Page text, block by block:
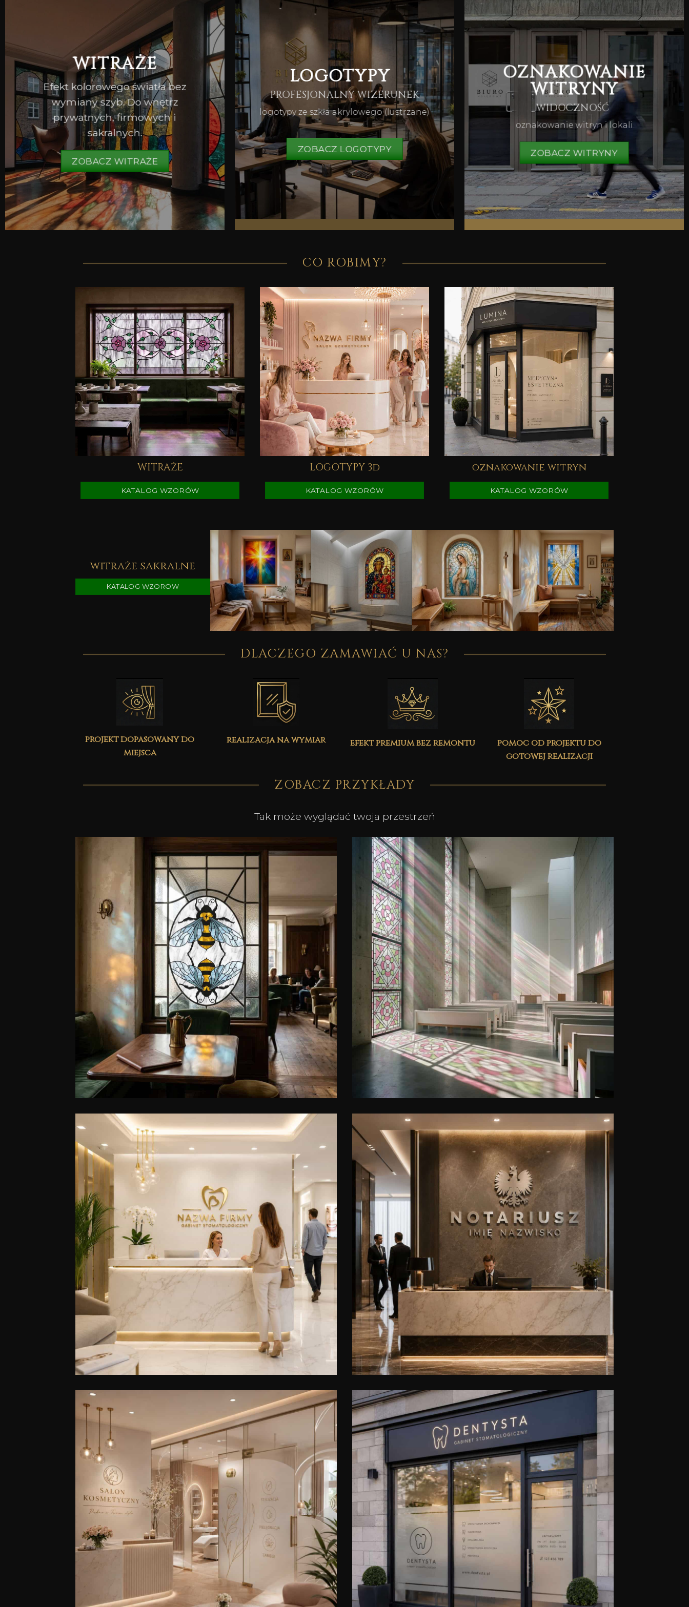
WITRAŻE
Efekt kolorowego światła bez
wymiany szyb. Do wnętrz
prywatnych, firmowych i
sakralnych.
ZOBACZ WITRAŻE
LOGOTYPY
PROFESJONALNY WIZERUNEK
logotypy ze szkła akrylowego (lustrzane)
ZOBACZ LOGOTYPY
OZNAKOWANIE
WITRYNY
WIDOCZNOŚĆ
oznakowanie witryn i lokali
ZOBACZ WITRYNY
CO ROBIMY?
WITRAŻE
KATALOG WZORÓW
LOGOTYPY 3d
KATALOG WZORÓW
oznakowanie witryn
KATALOG WZORÓW
witraże sakralne
KATALOG WZOROW
DLACZEGO ZAMAWIAĆ U NAS?
projekt dopasowany do
miejsca
realizacja na wymiar efekt premium bez remontu
pomoc od projektu do
gotowej realizacji
ZOBACZ PRZYKŁADY
Tak może wyglądać twoja przestrzeń